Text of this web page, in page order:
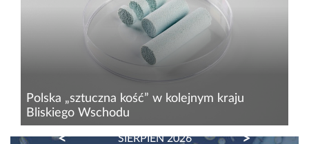
Uniwersytetu Rolniczego w Krakowie (URK)
oraz Instytutu Immunologii i...
Polska „sztuczna kość” w kolejnym kraju
Bliskiego Wschodu
Spółka biotechnologiczna Medical Inventi
SIERPIEŃ 2026
PREVIOUS NEXT